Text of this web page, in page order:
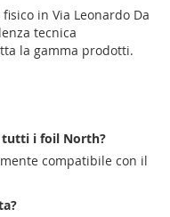
in Via Leonardo Da
tecnica
la gamma prodotti.
tutti i foil North?
compatibile con il